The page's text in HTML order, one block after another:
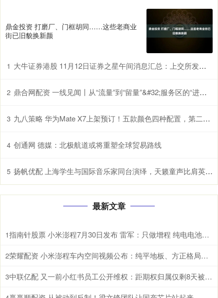
鼎金投资 打磨厂、门框胡同……这些老商业
街已旧貌换新颜
1 大牛证券港股 11月12日证券之星午间消息汇总：上交所发声！优化发行上市、再融资、并购重组等关键制度
2 鼎合网配资 一线见闻丨从“流量”到“留量”&#32;服务区的“进阶之路”
3 九八策略 华为Mate X7上架预订！五款颜色四种配置，第二代红枫影像
4 创通网 德媒：北极航道或将重塑全球贸易路线
5 扬帆优配 上海学生与国际音乐家同台演绎，天籁童声比肩英国最高水平合唱团
最新文章
1 指南针股票 小米澎程7月30日发布 雷军：只做增程 纯电电池太重
2 荣耀配资 小米澎程车内空间视频公布：纯平地板、方正格局、超长滑轨
3 中联亿配 又一前小红书员工公开维权：距期权归属仅剩8天被解除劳动合同